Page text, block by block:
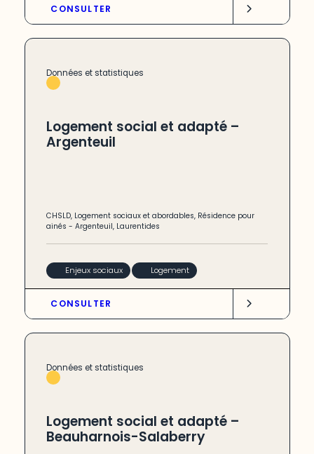
CONSULTER
Données et statistiques
Logement social et adapté –
Argenteuil
CHSLD, Logement sociaux et abordables, Résidence pour
ainés -Argenteuil, Laurentides
Enjeux sociaux Logement
CONSULTER
Données et statistiques
Logement social et adapté –
Beauharnois-Salaberry